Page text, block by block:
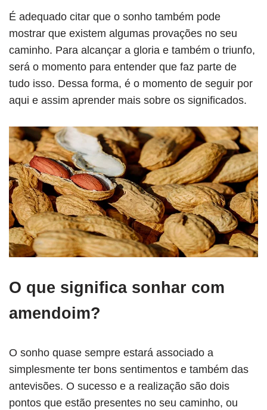
É adequado citar que o sonho também pode
mostrar que existem algumas provações no seu
caminho. Para alcançar a gloria e também o triunfo,
será o momento para entender que faz parte de
tudo isso. Dessa forma, é o momento de seguir por
aqui e assim aprender mais sobre os significados.
O que significa sonhar com
amendoim?
O sonho quase sempre estará associado a
simplesmente ter bons sentimentos e também das
antevisões. O sucesso e a realização são dois
pontos que estão presentes no seu caminho, ou